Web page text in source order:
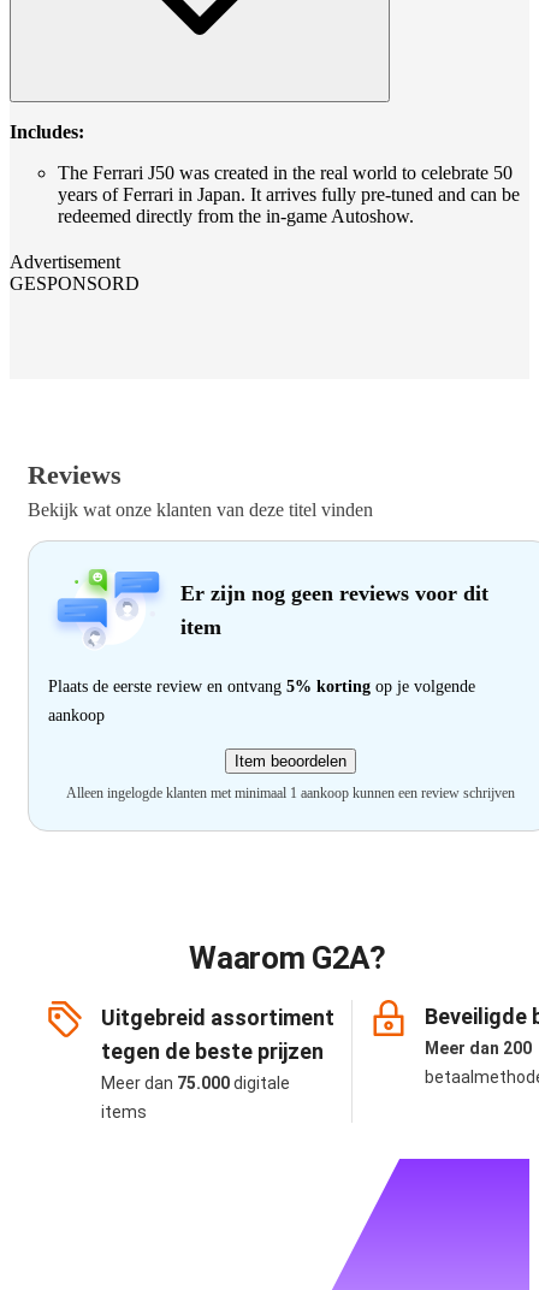
Includes:
The Ferrari J50 was created in the real world to celebrate 50
years of Ferrari in Japan. It arrives fully pre-tuned and can be
redeemed directly from the in-game Autoshow.
Advertisement
GESPONSORD
Reviews
Bekijk wat onze klanten van deze titel vinden
Er zijn nog geen reviews voor dit
item
Plaats de eerste review en ontvang 5% korting op je volgende
aankoop
Item beoordelen
Alleen ingelogde klanten met minimaal 1 aankoop kunnen een review schrijven
Waarom G2A?
Uitgebreid assortiment
tegen de beste prijzen
Meer dan 75.000digitale
items
Beveiligde
Meer dan 200